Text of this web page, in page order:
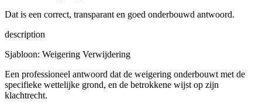
Dat is een correct, transparant en goed onderbouwd antwoord.
description
Sjabloon: Weigering Verwijdering
Een professioneel antwoord dat de weigering onderbouwt met de
specifieke wettelijke grond, en de betrokkene wijst op zijn
klachtrecht.